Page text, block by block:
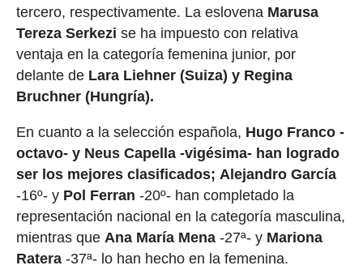
tercero, respectivamente. La eslovena Marusa
Tereza Serkezi se ha impuesto con relativa
ventaja en la categoría femenina junior, por
delante de Lara Liehner (Suiza) y Regina
Bruchner (Hungría).
En cuanto a la selección española, Hugo Franco -
octavo- y Neus Capella -vigésima- han logrado
ser los mejores clasificados; Alejandro García
-16º- y Pol Ferran -20º- han completado la
representación nacional en la categoría masculina,
mientras que Ana María Mena-27ª- y Mariona
Ratera-37ª- lo han hecho en la femenina.